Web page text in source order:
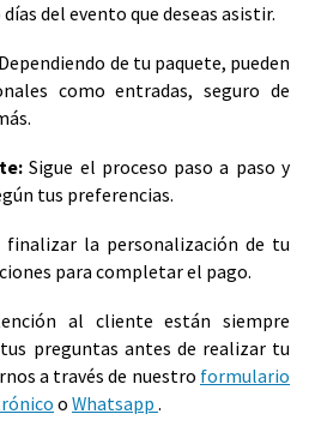
del evento que deseas asistir.
Dependiendo de tu paquete, pueden
como entradas, seguro de
Sigue el proceso paso a paso y
tus preferencias.
finalizar la personalización de tu
para completar el pago.
al cliente están siempre
preguntas antes de realizar tu
a través de nuestro formulario
o Whatsapp .